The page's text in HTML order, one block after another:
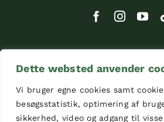
Dette websted anvender
Vi bruger egne cookies samt
besøgsstatistik, optimering af
sikkerhed, video og adgang til